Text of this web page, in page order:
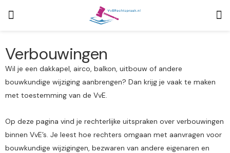
Verbouwingen
Wil je een dakkapel, airco, balkon, uitbouw of andere
bouwkundige wijziging aanbrengen? Dan krijg je vaak te maken
met toestemming van de VvE.
Op deze pagina vind je rechterlijke uitspraken over verbouwingen
binnen VvE’s. Je leest hoe rechters omgaan met aanvragen voor
bouwkundige wijzigingen, bezwaren van andere eigenaren en